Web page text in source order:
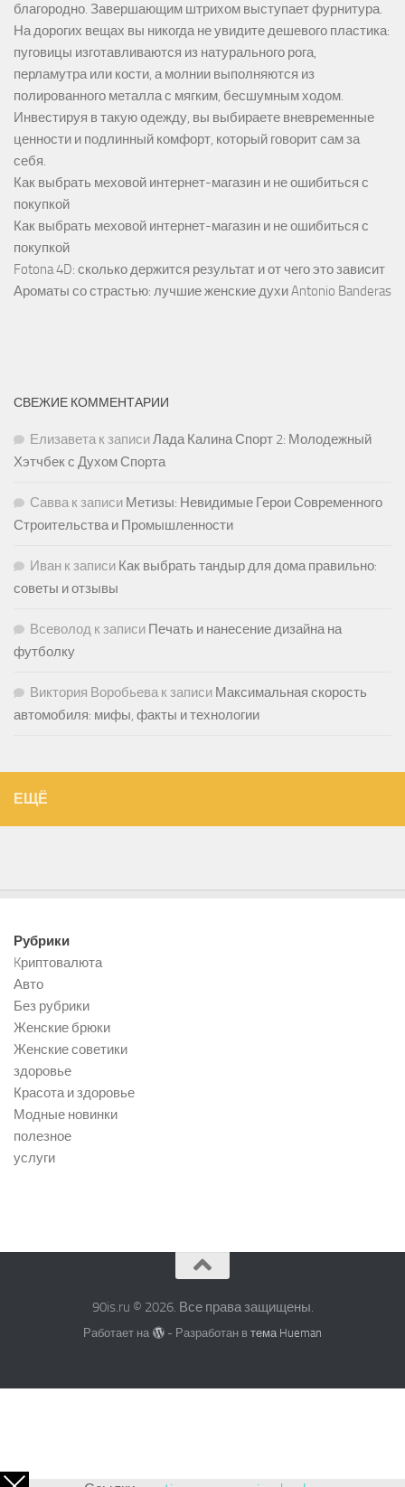
благородно. Завершающим штрихом выступает фурнитура.
На дорогих вещах вы никогда не увидите дешевого пластика:
пуговицы изготавливаются из натурального рога,
перламутра или кости, а молнии выполняются из
полированного металла с мягким, бесшумным ходом.
Инвестируя в такую одежду, вы выбираете вневременные
ценности и подлинный комфорт, который говорит сам за
себя.
Как выбрать меховой интернет-магазин и не ошибиться с
покупкой
Как выбрать меховой интернет-магазин и не ошибиться с
покупкой
Fotona 4D: сколько держится результат и от чего это зависит
Ароматы со страстью: лучшие женские духи Antonio Banderas
СВЕЖИЕ КОММЕНТАРИИ
Елизаветак записиЛада Калина Спорт 2: Молодежный
Хэтчбек с Духом Спорта
Саввак записи Метизы: Невидимые Герои Современного
Строительства и Промышленности
Иван к записи Как выбрать тандыр для дома правильно:
советы и отзывы
Всеволод к записи Печать и нанесение дизайна на
футболку
Виктория Воробьевак записи Максимальная скорость
автомобиля: мифы, факты и технологии
ЕЩЁ
Рубрики
Kриптовалюта
Авто
Без рубрики
Женские брюки
Женские советики
здоровье
Красота и здоровье
Модные новинки
полезное
услуги
90is.ru © 2026. Все права защищены.
Работает на - Разработан в тема Hueman